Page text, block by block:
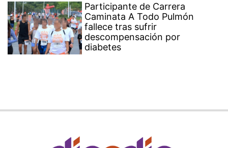
Participante de Carrera
Caminata A Todo Pulmón
fallece tras sufrir
descompensación por
diabetes